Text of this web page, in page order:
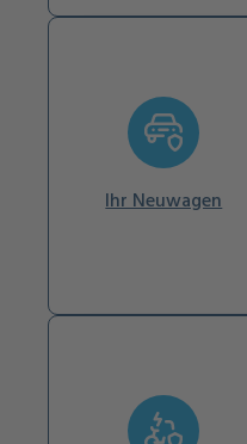
Ihr Neuwagen